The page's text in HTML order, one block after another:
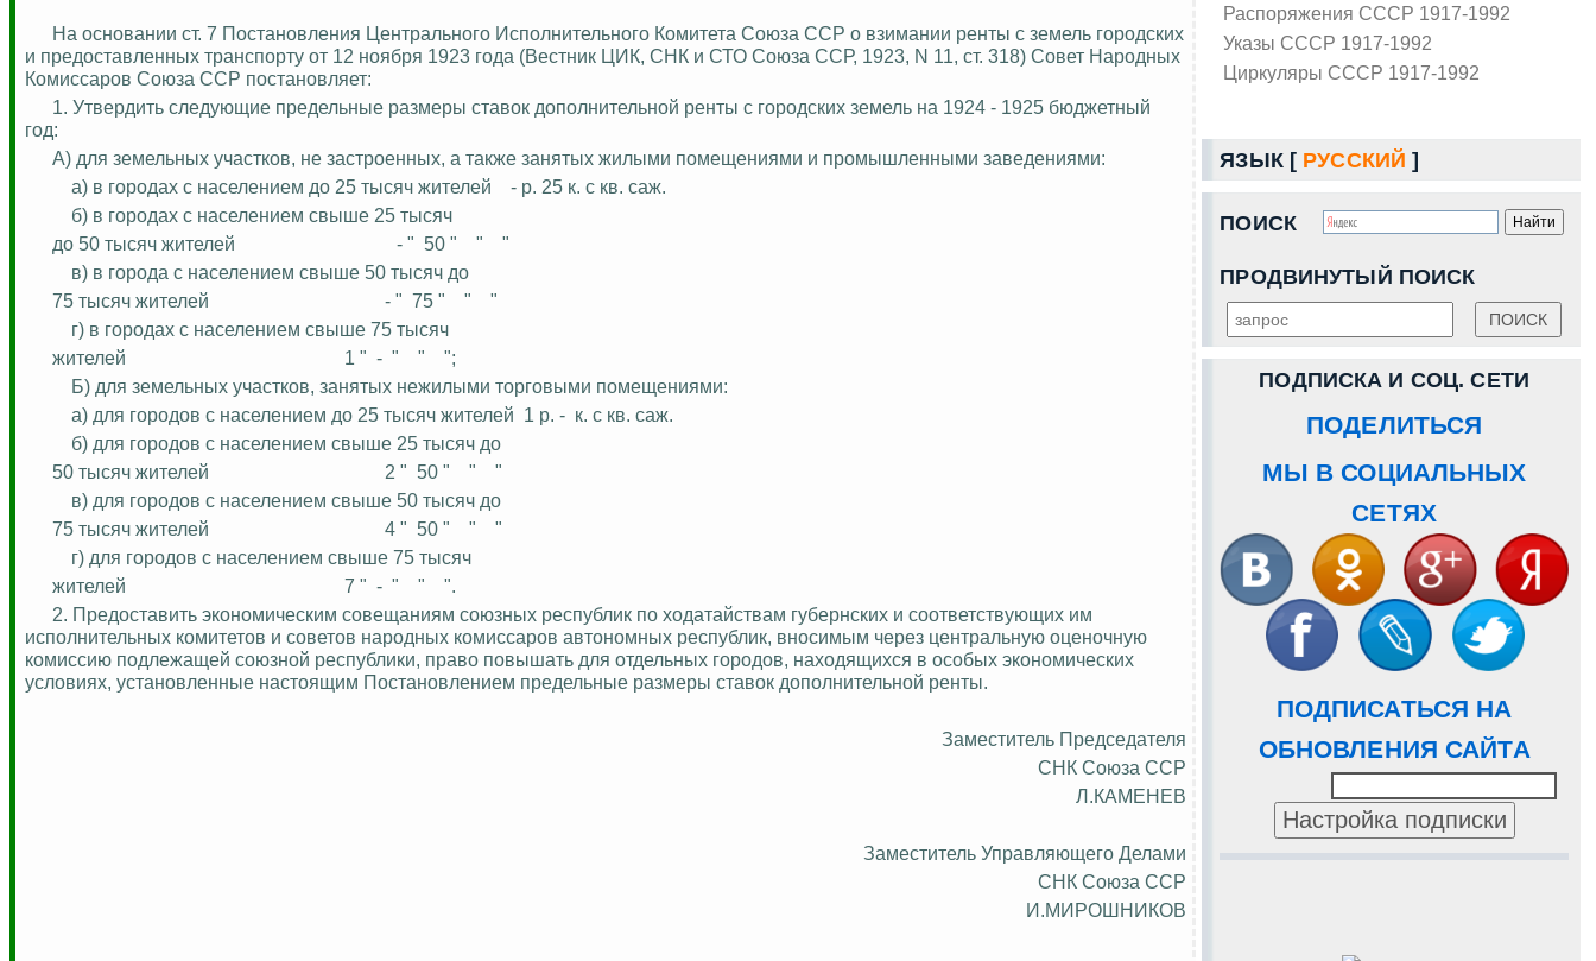
Распоряжения СССР 1917-1992
Указы СССР 1917-1992
Циркуляры СССР 1917-1992
ЯЗЫК [ РУССКИЙ ]
ПОИСК
ПРОДВИНУТЫЙ ПОИСК
ПОДПИСКА И СОЦ. СЕТИ
ПОДЕЛИТЬСЯ
МЫ В СОЦИАЛЬНЫХ
СЕТЯХ
ПОДПИСАТЬСЯ НА
ОБНОВЛЕНИЯ САЙТА
На основании ст. 7 Постановления Центрального Исполнительного Комитета Союза ССР о взимании ренты с земель городских
и предоставленных транспорту от 12 ноября 1923 года (Вестник ЦИК, СНК и СТО Союза ССР, 1923, N 11, ст. 318) Совет Народных
Комиссаров Союза ССР постановляет:
1. Утвердить следующие предельные размеры ставок дополнительной ренты с городских земель на 1924 - 1925 бюджетный
год:
А) для земельных участков, не застроенных, а также занятых жилыми помещениями и промышленными заведениями:
а) в городах с населением до 25 тысяч жителей
- р. 25 к. с кв. саж.
б) в городах с населением свыше 25 тысяч
до 50 тысяч жителей
- " 50 " "
"
в) в города с населением свыше 50 тысяч до
75 тысяч жителей
- " 75 " "
"
г) в городах с населением свыше 75 тысяч
жителей
1 " - " "
";
Б) для земельных участков, занятых нежилыми торговыми помещениями:
а) для городов с населением до 25 тысяч жителей 1 р. - к. с кв. саж.
б) для городов с населением свыше 25 тысяч до
50 тысяч жителей
2 " 50 " "
"
в) для городов с населением свыше 50 тысяч до
75 тысяч жителей
4 " 50 " "
"
г) для городов с населением свыше 75 тысяч
жителей
7 " - " "
".
2. Предоставить экономическим совещаниям союзных республик по ходатайствам губернских и соответствующих им
исполнительных комитетов и советов народных комиссаров автономных республик, вносимым через центральную оценочную
комиссию подлежащей союзной республики, право повышать для отдельных городов, находящихся в особых экономических
условиях, установленные настоящим Постановлением предельные размеры ставок дополнительной ренты.
Заместитель Председателя
СНК Союза ССР
Л.КАМЕНЕВ
Заместитель Управляющего Делами
СНК Союза ССР
И.МИРОШНИКОВ